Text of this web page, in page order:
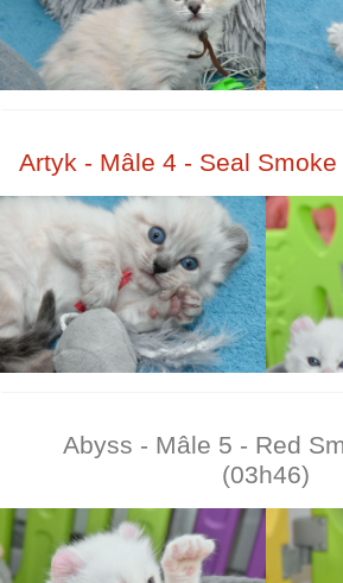
Artyk - Mâle 4 - Seal
Abyss - Mâle 5 - Red
(03h46)